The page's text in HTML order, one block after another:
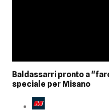
Baldassarri pronto a
speciale per Misano